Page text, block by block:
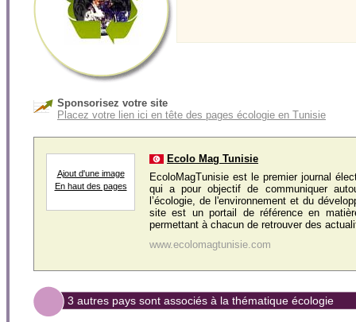
Sponsorisez votre site
Placez votre lien ici en tête des pages écologie en Tunisie
Ajout d'une image
En haut des pages
Ecolo Mag Tunisie
EcoloMagTunisie est le premier journal
qui a pour objectif de communiquer
l’écologie, de l'environnement et du
site est un portail de référence en
permettant à chacun de retrouver des
www.ecolomagtunisie.com
3 autres pays sont associés à la thématique écologie